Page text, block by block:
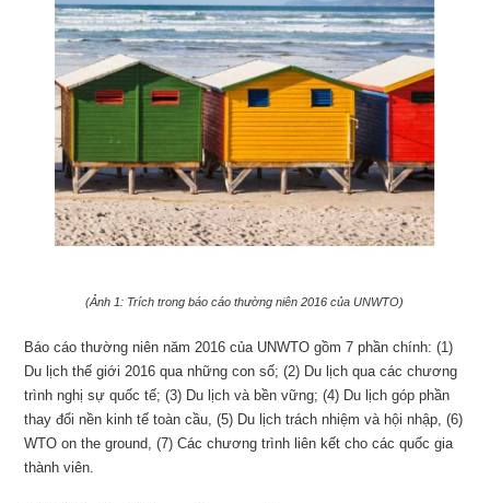
(Ảnh 1: Trích trong báo cáo thường niên 2016 của UNWTO)
Báo cáo thường niên năm 2016 của UNWTO gồm 7 phần chính: (1)
Du lịch thế giới 2016 qua những con số; (2) Du lịch qua các chương
trình nghị sự quốc tế; (3) Du lịch và bền vững; (4) Du lịch góp phần
thay đổi nền kinh tế toàn cầu, (5) Du lịch trách nhiệm và hội nhập, (6)
WTO on the ground, (7) Các chương trình liên kết cho các quốc gia
thành viên.